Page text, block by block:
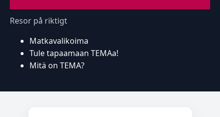
Resor på riktigt
Matkavalikoima
Tule tapaamaan TEMAa!
Mitä on TEMA?